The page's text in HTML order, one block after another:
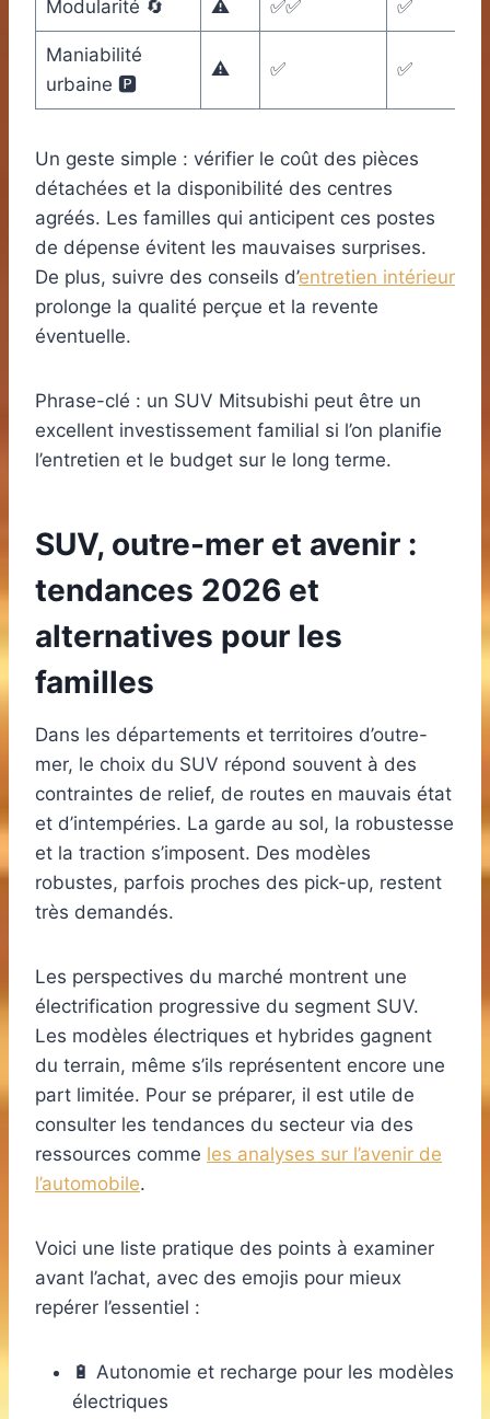
Modularité 🔄 ⚠️ ✅✅ ✅
Maniabilité
urbaine 🅿️
⚠️ ✅ ✅
Un geste simple : vérifier le coût des pièces
détachées et la disponibilité des centres
agréés. Les familles qui anticipent ces postes
de dépense évitent les mauvaises surprises.
De plus, suivre des conseils d’entretien intérieur
prolonge la qualité perçue et la revente
éventuelle.
Phrase-clé : un SUV Mitsubishi peut être un
excellent investissement familial si l’on planifie
l’entretien et le budget sur le long terme.
SUV, outre-mer et avenir :
tendances 2026 et
alternatives pour les
familles
Dans les départements et territoires d’outre-
mer, le choix du SUV répond souvent à des
contraintes de relief, de routes en mauvais état
et d’intempéries. La garde au sol, la robustesse
et la traction s’imposent. Des modèles
robustes, parfois proches des pick-up, restent
très demandés.
Les perspectives du marché montrent une
électrification progressive du segment SUV.
Les modèles électriques et hybrides gagnent
du terrain, même s’ils représentent encore une
part limitée. Pour se préparer, il est utile de
consulter les tendances du secteur via des
ressources comme les analyses sur l’avenir de
l’automobile.
Voici une liste pratique des points à examiner
avant l’achat, avec des emojis pour mieux
repérer l’essentiel :
🔋 Autonomie et recharge pour les modèles
électriques